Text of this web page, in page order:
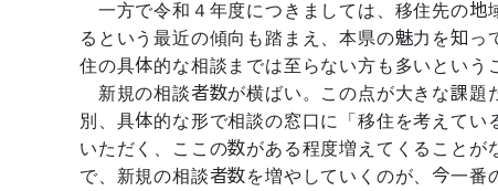
一方で令和４年度につきましては、移住先の地
るという最近の傾向も踏まえ、本県の魅力を知
住の具体的な相談までは至らない方も多いという
新規の相談者数が横ばい。この点が大きな課題
別、具体的な形で相談の窓口に「移住を考えて
いただく、ここの数がある程度増えてくること
で、新規の相談者数を増やしていくのが、今一番